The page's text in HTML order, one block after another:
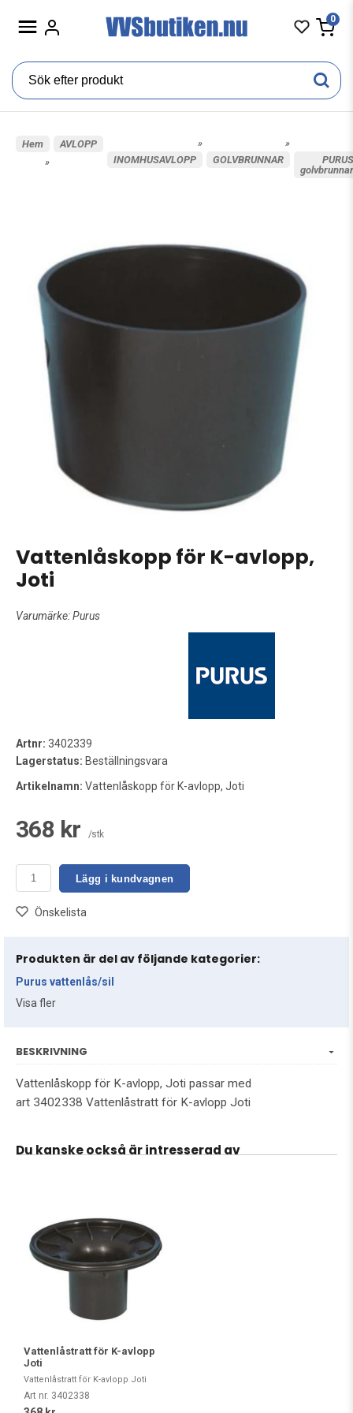
0
Hem
»
AVLOPP
»
INOMHUSAVLOPP
»
GOLVBRUNNAR
PURUS
golvbrunnar
Vattenlåskopp för K-avlopp,
Joti
Varumärke:Purus
Artnr: 3402339
Lagerstatus: Beställningsvara
Artikelnamn: Vattenlåskopp för K-avlopp, Joti
368 kr /stk
Lägg i kundvagnen
Önskelista
Produkten är del av följande kategorier:
Purus vattenlås/sil
Visa fler
BESKRIVNING
Vattenlåskopp för K-avlopp, Joti passar med
art 3402338 Vattenlåstratt för K-avlopp Joti
Du kanske också är intresserad av
Vattenlåstratt för K-avlopp
Joti
Vattenlåstratt för K-avlopp Joti
Art nr. 3402338